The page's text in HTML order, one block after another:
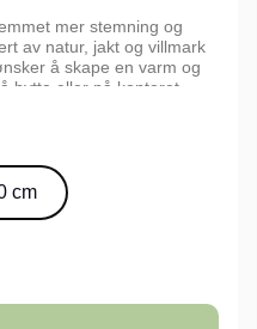
mer stemning og
av natur, jakt og villmark
å skape en varm og
hytta eller på kontoret.
cm